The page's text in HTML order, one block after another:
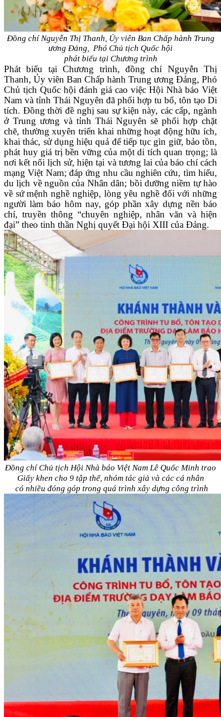
Đồng chí Nguyễn Thị Thanh, Ủy viên Ban Chấp hành Trung
ương Đảng,
Phó Chủ tịch Quốc hội
phát biểu tại Chương trình
Phát biểu tại Chương trình, đồng chí Nguyễn Thị
Thanh, Ủy viên Ban Chấp hành Trung ương Đảng, Phó
Chủ tịch Quốc hội đánh giá cao việc Hội Nhà báo Việt
Nam và tỉnh Thái Nguyên đã phối hợp tu bổ, tôn tạo Di
tích. Đồng thời đề nghị sau sự kiện này, các cấp, ngành
ở Trung ương và tỉnh Thái Nguyên sẽ phối hợp chặt
chẽ, thường xuyên triển khai những hoạt động hữu ích,
khai thác, sử dụng hiệu quả để tiếp tục gìn giữ, bảo tồn,
phát huy giá trị bền vững của một di tích quan trọng; là
nơi kết nối lịch sử, hiện tại và tương lai của báo chí cách
mạng Việt Nam; đáp ứng nhu cầu nghiên cứu, tìm hiểu,
du lịch về nguồn của Nhân dân; bồi dưỡng niềm tự hào
về sứ mệnh nghề nghiệp, lòng yêu nghề đối với những
người làm báo hôm nay, góp phần xây dựng nền báo
chí, truyền thông “chuyên nghiệp, nhân văn và hiện
đại” theo tinh thần Nghị quyết Đại hội XIII của Đảng.
Đồng chí Chủ tịch Hội Nhà báo Việt Nam Lê Quốc Minh trao
Giấy khen cho 9 tập thể, nhóm tác giả và các cá nhân
có nhiều đóng góp trong quá trình xây dựng công trình